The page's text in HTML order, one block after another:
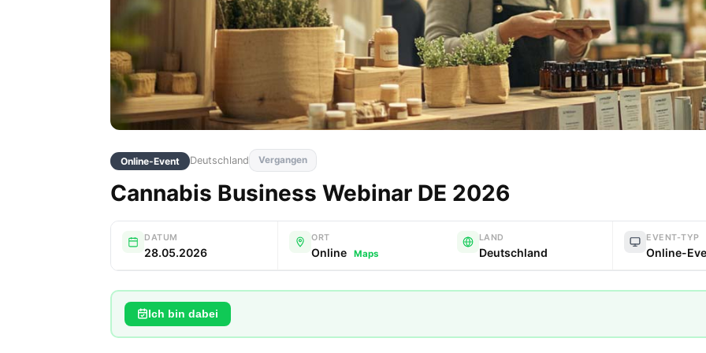
Online-Event Deutschland Vergangen
Cannabis Business Webinar DE 2026
DATUM
28.05.2026
ORT
Online Maps
LAND
Deutschland
EVENT-TYP
Online-
Ich bin dabei